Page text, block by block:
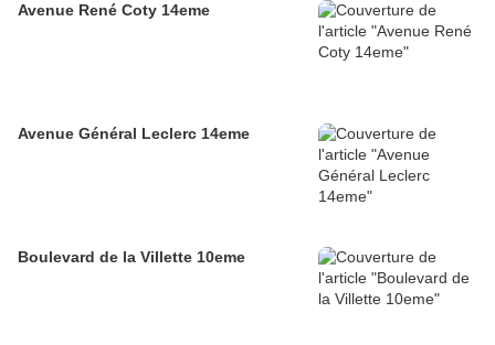
Avenue René Coty 14eme
Avenue Général Leclerc 14eme
Boulevard de la Villette 10eme